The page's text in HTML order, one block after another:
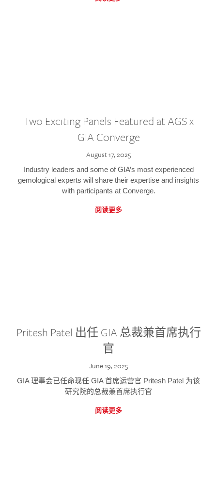
Two Exciting Panels Featured at AGS x
GIA Converge
August 17, 2025
Industry leaders and some of GIA’s most experienced
gemological experts will share their expertise and insights
with participants at Converge.
阅读更多
Pritesh Patel 出任 GIA 总裁兼首席执行
官
June 19, 2025
GIA 理事会已任命现任 GIA 首席运营官 Pritesh Patel 为该
研究院的总裁兼首席执行官
阅读更多